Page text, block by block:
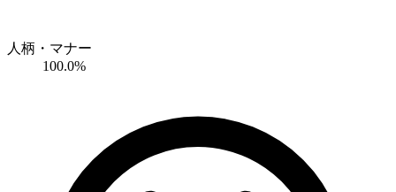
人柄・マナー
100.0%